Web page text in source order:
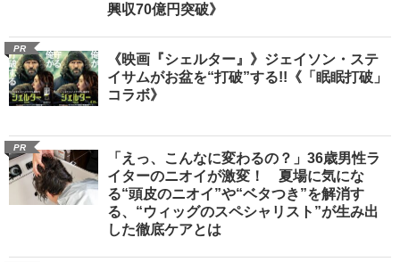
興収70億円突破》
PR
《映画『シェルター』》ジェイソン・ステ
イサムがお盆を“打破”する!!《「眠眠打破」
コラボ》
PR
「えっ、こんなに変わるの？」36歳男性ラ
イターのニオイが激変！ 夏場に気にな
る“頭皮のニオイ”や“ベタつき”を解消す
る、“ウィッグのスペシャリスト”が生み出
した徹底ケアとは